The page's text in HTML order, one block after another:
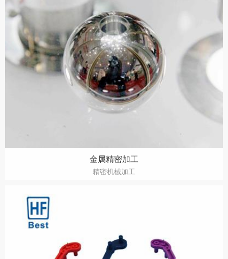
金属精密加工
精密机械加工